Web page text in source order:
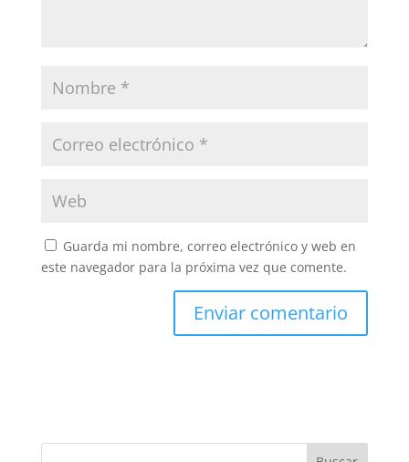
Guarda mi nombre, correo electrónico y web en
este navegador para la próxima vez que comente.